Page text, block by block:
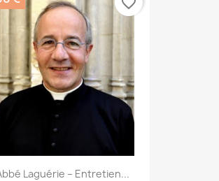
Laguérie – Entretien...